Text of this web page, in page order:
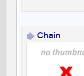
Chain